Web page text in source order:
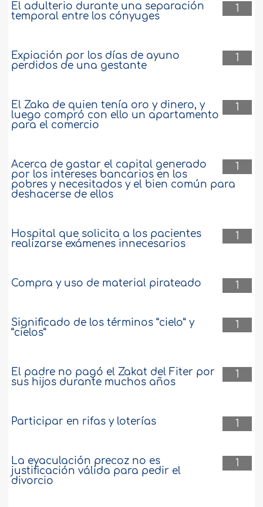
1
El adulterio durante una separación
temporal entre los cónyuges
1
Expiación por los días de ayuno
perdidos de una gestante
1
El Zaka de quien tenía oro y dinero, y
luego compró con ello un apartamento
para el comercio
1
Acerca de gastar el capital generado
por los intereses bancarios en los
pobres y necesitados y el bien común para
deshacerse de ellos
1
Hospital que solicita a los pacientes
realizarse exámenes innecesarios
1
Compra y uso de material pirateado
1
Significado de los términos “cielo” y
“cielos”
1
El padre no pagó el Zakat del Fiter por
sus hijos durante muchos años
1
Participar en rifas y loterías
1
La eyaculación precoz no es
justificación válida para pedir el
divorcio